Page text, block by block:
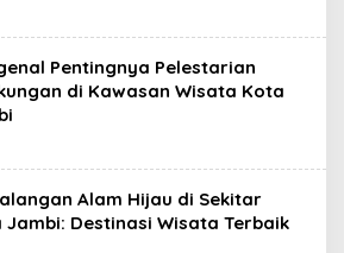
Pentingnya Pelestarian
di Kawasan Wisata Kota
Alam Hijau di Sekitar
Jambi: Destinasi Wisata Terbaik